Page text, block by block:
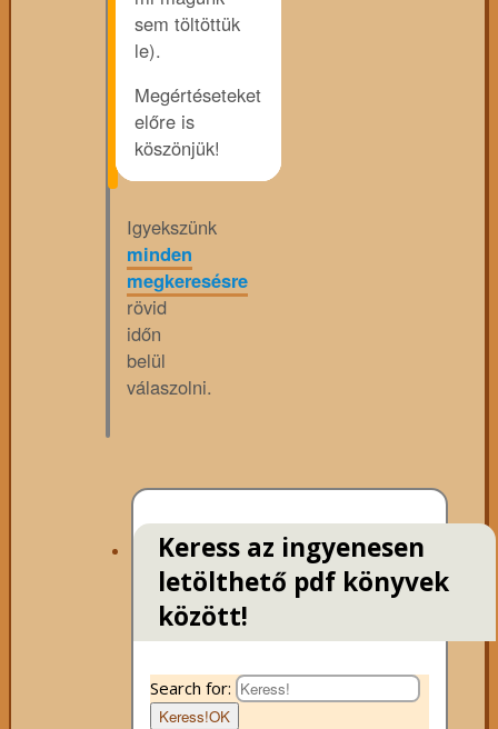
sem töltöttük
le).
Megértéseteket
előre is
köszönjük!
Igyekszünk
minden
megkeresésre
rövid
időn
belül
válaszolni.
Keress az ingyenesen
letölthető pdf könyvek
között!
Search for:
Keress!OK